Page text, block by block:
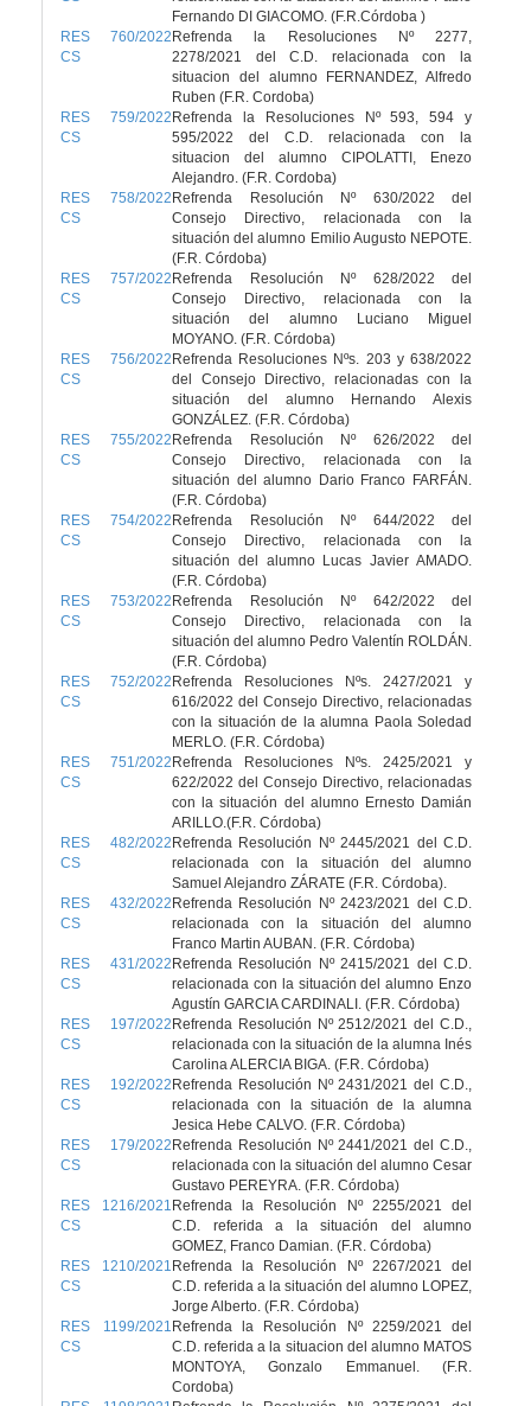
Fernando DI GIACOMO. (F.R.Córdoba )
RES 760/2022
CS
Refrenda la Resoluciones Nº 2277,
2278/2021 del C.D. relacionada con la
situacion del alumno FERNANDEZ, Alfredo
Ruben (F.R. Cordoba)
RES 759/2022
CS
Refrenda la Resoluciones Nº 593, 594 y
595/2022 del C.D. relacionada con la
situacion del alumno CIPOLATTI, Enezo
Alejandro. (F.R. Cordoba)
RES 758/2022
CS
Refrenda Resolución Nº 630/2022 del
Consejo Directivo, relacionada con la
situación del alumno Emilio Augusto NEPOTE.
(F.R. Córdoba)
RES 757/2022
CS
Refrenda Resolución Nº 628/2022 del
Consejo Directivo, relacionada con la
situación del alumno Luciano Miguel
MOYANO. (F.R. Córdoba)
RES 756/2022
CS
Refrenda Resoluciones Nºs. 203 y 638/2022
del Consejo Directivo, relacionadas con la
situación del alumno Hernando Alexis
GONZÁLEZ. (F.R. Córdoba)
RES 755/2022
CS
Refrenda Resolución Nº 626/2022 del
Consejo Directivo, relacionada con la
situación del alumno Dario Franco FARFÁN.
(F.R. Córdoba)
RES 754/2022
CS
Refrenda Resolución Nº 644/2022 del
Consejo Directivo, relacionada con la
situación del alumno Lucas Javier AMADO.
(F.R. Córdoba)
RES 753/2022
CS
Refrenda Resolución Nº 642/2022 del
Consejo Directivo, relacionada con la
situación del alumno Pedro Valentín ROLDÁN.
(F.R. Córdoba)
RES 752/2022
CS
Refrenda Resoluciones Nºs. 2427/2021 y
616/2022 del Consejo Directivo, relacionadas
con la situación de la alumna Paola Soledad
MERLO. (F.R. Córdoba)
RES 751/2022
CS
Refrenda Resoluciones Nºs. 2425/2021 y
622/2022 del Consejo Directivo, relacionadas
con la situación del alumno Ernesto Damián
ARILLO.(F.R. Córdoba)
RES 482/2022
CS
Refrenda Resolución Nº 2445/2021 del C.D.
relacionada con la situación del alumno
Samuel Alejandro ZÁRATE (F.R. Córdoba).
RES 432/2022
CS
Refrenda Resolución Nº 2423/2021 del C.D.
relacionada con la situación del alumno
Franco Martin AUBAN. (F.R. Córdoba)
RES 431/2022
CS
Refrenda Resolución Nº 2415/2021 del C.D.
relacionada con la situación del alumno Enzo
Agustín GARCIA CARDINALI. (F.R. Córdoba)
RES 197/2022
CS
Refrenda Resolución Nº 2512/2021 del C.D.,
relacionada con la situación de la alumna Inés
Carolina ALERCIA BIGA. (F.R. Córdoba)
RES 192/2022
CS
Refrenda Resolución Nº 2431/2021 del C.D.,
relacionada con la situación de la alumna
Jesica Hebe CALVO. (F.R. Córdoba)
RES 179/2022
CS
Refrenda Resolución Nº 2441/2021 del C.D.,
relacionada con la situación del alumno Cesar
Gustavo PEREYRA. (F.R. Córdoba)
RES 1216/2021
CS
Refrenda la Resolución Nº 2255/2021 del
C.D. referida a la situación del alumno
GOMEZ, Franco Damian. (F.R. Córdoba)
RES 1210/2021
CS
Refrenda la Resolución Nº 2267/2021 del
C.D. referida a la situación del alumno LOPEZ,
Jorge Alberto. (F.R. Córdoba)
RES 1199/2021
CS
Refrenda la Resolución Nº 2259/2021 del
C.D. referida a la situacion del alumno MATOS
MONTOYA, Gonzalo Emmanuel. (F.R.
Cordoba)